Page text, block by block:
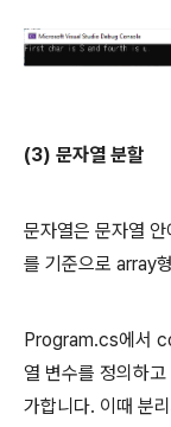
(3) 문자열 분할
문자열은 문자열
를 기준으로 array
Program.cs에서
열 변수를 정의하
가합니다. 이때 분